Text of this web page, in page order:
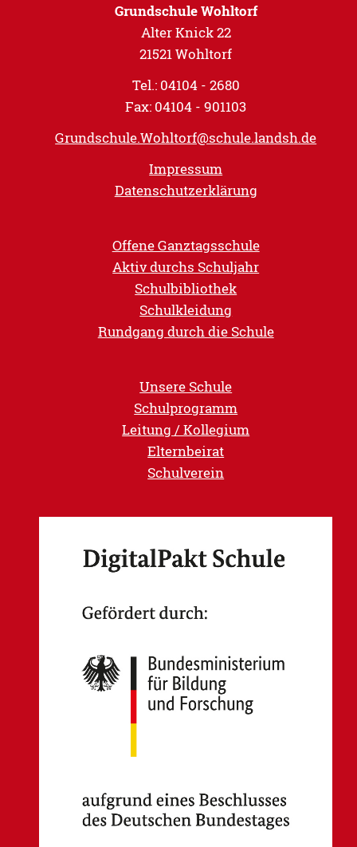
Grundschule Wohltorf
Alter Knick 22
21521 Wohltorf
Tel.: 04104 - 2680
Fax: 04104 - 901103
Grundschule.Wohltorf@schule.landsh.de
Impressum
Datenschutzerklärung
Offene Ganztagsschule
Aktiv durchs Schuljahr
Schulbibliothek
Schulkleidung
Rundgang durch die Schule
Unsere Schule
Schulprogramm
Leitung / Kollegium
Elternbeirat
Schulverein